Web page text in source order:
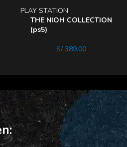
THE NIOH COLLECTION
(ps5)
PLAY STATION
S/389.00